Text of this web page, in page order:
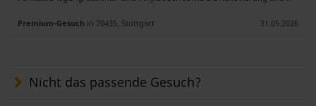
Premium-Gesuch in 70435, Stuttgart 31.05.2026
Nicht das passende Gesuch?